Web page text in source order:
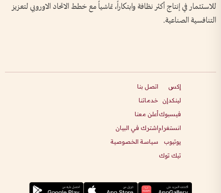
للاستثمار في إنتاج أكثر نظافة وابتكاراً، تماشياً مع خطط الاتحاد الاوروبي لتعزيز
التنافسية الصناعية.
إكس
لينكدإن
فيسبوك
انستغرام
يوتيوب
تيك توك
اتصل بنا
خدماتنا
أعلن معنا
اشترك في البيان
سياسة الخصوصية